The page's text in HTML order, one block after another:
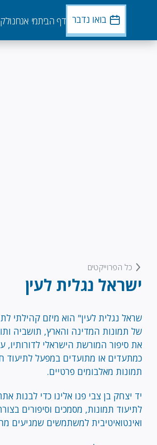
בואו נדבר דף הביתמי אנחנו
כל הפרוייקטים
ישראל נגלית לעין
שראל נגלית לעין" הוא מיזם קהילתי
של תמונות המדינה והארץ, תושביה
את סיפור המורשת הישראלי לדורותיו,
כמתעדים או מתועדים במפעל לתיעוד
תמונות מאלבומים פרטיים.
יד יצחק בן צבי פנו אלינו כדי לבנות
לתיעוד תמונות, מסמכים וסיפורים
ואינטואיטיבית למשתמשים שמגיעים